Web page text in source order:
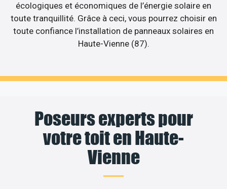
écologiques et économiques de l’énergie solaire en
toute tranquillité. Grâce à ceci, vous pourrez choisir en
toute confiance l’installation de panneaux solaires en
Haute-Vienne (87).
Poseurs experts pour
votre toit en Haute-
Vienne